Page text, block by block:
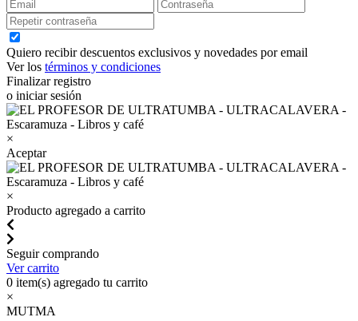
Quiero recibir descuentos exclusivos y novedades por email
Ver los términos y condiciones
Finalizar registro
o iniciar sesión
×
Aceptar
×
Producto agregado a carrito
Seguir comprando
Ver carrito
0 item(s) agregado tu carrito
×
MUTMA